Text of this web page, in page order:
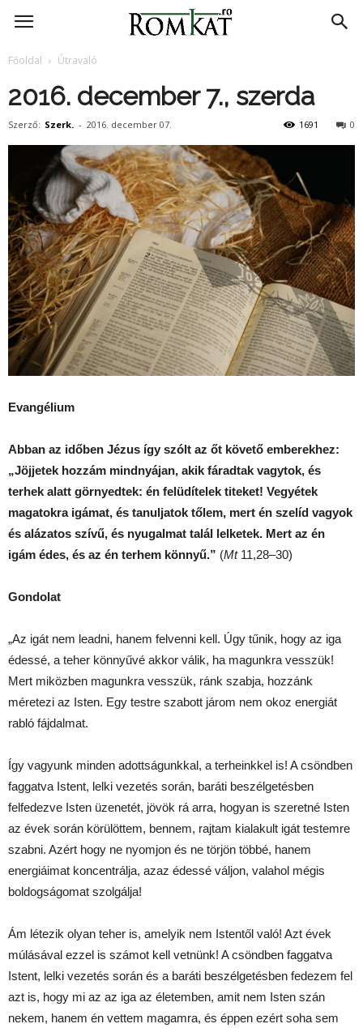
RomKat.ro
Főoldal Útravaló
2016. december 7., szerda
Szerző: Szerk. - 2016. december 07. 0
1691
Evangélium
Abban az időben Jézus így szólt az őt követő emberekhez:
„Jöjjetek hozzám mindnyájan, akik fáradtak vagytok, és
terhek alatt görnyedtek: én felüdítelek titeket! Vegyétek
magatokra igámat, és tanuljatok tőlem, mert én szelíd vagyok
és alázatos szívű, és nyugalmat talál lelketek. Mert az én
igám édes, és az én terhem könnyű.” (Mt11,28–30)
Gondolat
„Az igát nem leadni, hanem felvenni kell. Úgy tűnik, hogy az iga
édessé, a teher könnyűvé akkor válik, ha magunkra vesszük!
Mert miközben magunkra vesszük, ránk szabja, hozzánk
méretezi az Isten. Egy testre szabott járom nem okoz energiát
rabló fájdalmat.
Így vagyunk minden adottságunkkal, a terheinkkel is! A csöndben
faggatva Istent, lelki vezetés során, baráti beszélgetésben
felfedezve Isten üzenetét, jövök rá arra, hogyan is szeretné Isten
az évek során körülöttem, bennem, rajtam kialakult igát testemre
szabni. Azért hogy ne nyomjon és ne törjön többé, hanem
energiáimat koncentrálja, azaz édessé váljon, valahol mégis
boldogságomat szolgálja!
Ám létezik olyan teher is, amelyik nem Istentől való! Azt évek
múlásával ezzel is számot kell vetnünk! A csöndben faggatva
Istent, lelki vezetés során és a baráti beszélgetésben fedezem fel
azt is, hogy mi az az iga az életemben, amit nem Isten szán
nekem, hanem én vettem magamra, és éppen ezért soha sem